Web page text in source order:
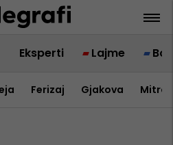
Eksperti Lajme
Ferizaj Gjakova